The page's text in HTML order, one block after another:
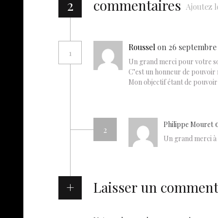
2 commentaires Ajoutez
1
Roussel on 26
Un grand merci pour votre
C’est un honneur de
Mon objectif étant de
2
Philippe Mouret
Un grand merci
Laisser un